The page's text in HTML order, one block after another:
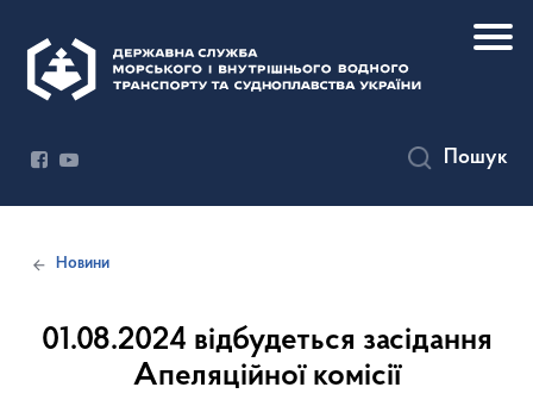
Пошук
Новини
01.08.2024 відбудеться засідання
Апеляційної комісії